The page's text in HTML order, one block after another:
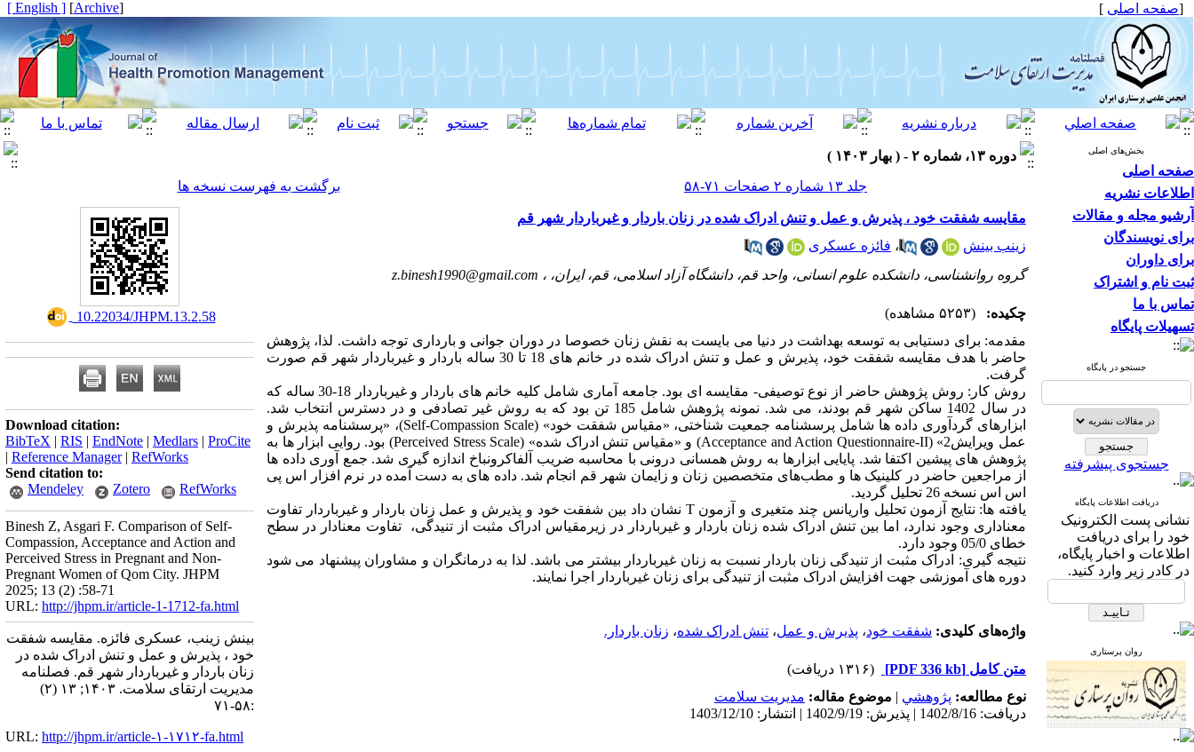
[صفحه اصلی ]
[
Archive
]
[ English ]
بخش‌های اصلی
صفحه اصلی
اطلاعات نشریه
آرشیو مجله و مقالات
برای نویسندگان
برای داوران
ثبت نام و اشتراک
تماس با ما
تسهیلات پایگاه
جستجو در پایگاه
جستجوی پیشرفته
دریافت اطلاعات پایگاه
نشانی پست الکترونیک
خود را برای دریافت
اطلاعات و اخبار پایگاه،
در کادر زیر وارد کنید.
روان پرستاری
دوره ۱۳، شماره ۲ - ( بهار ۱۴۰۳ )
جلد ۱۳ شماره ۲ صفحات ۷۱-۵۸
برگشت به فهرست نسخه ها
مقایسه شفقت خود ، پذیرش و عمل و تنش ادراک شده در زنان باردار و غیرباردار شهر قم
زینب بینش
، فائزه عسکری
گروه روانشناسی، دانشکده علوم انسانی، واحد قم، دانشگاه آزاد اسلامی، قم، ایران، ، z.binesh1990@gmail.com
چکیده:
(۵۲۵۳ مشاهده)
مقدمه: برای دستیابی به توسعه بهداشت در دنیا می بایست به نقش زنان خصوصا در دوران جوانی و بارداری توجه داشت. لذا، پژوهش
حاضر با هدف مقایسه شفقت خود، پذیرش و عمل و تنش ادراک شده در خانم های 18 تا 30 ساله باردار و غیرباردار شهر قم صورت
گرفت.
روش کار: روش پژوهش حاضر از نوع توصیفی- مقایسه ای بود. جامعه آماری شامل کلیه خانم های باردار و غیرباردار 18-30 ساله که
در سال 1402 ساکن شهر قم بودند، می شد. نمونه پژوهش شامل 185 تن بود که به روش غیر تصادفی و در دسترس انتخاب شد.
ابزارهای گردآوری داده ها شامل پرسشنامه جمعیت شناختی، «مقیاس شفقت خود» (Self-Compassion Scale)، «پرسشنامه پذیرش و
عمل ویرایش2» (Acceptance and Action Questionnaire-II) و «مقیاس تنش ادراک شده» (Perceived Stress Scale) بود. روایی ابزار ها به
پژوهش های پیشین اکتفا شد. پایایی ابزارها به روش همسانی درونی با محاسبه ضریب آلفاکرونباخ اندازه گیری شد. جمع آوری داده ها
از مراجعین حاضر در کلینیک ها و مطب‌های متخصصین زنان و زایمان شهر قم انجام شد. داده های به دست آمده در نرم افزار اس پی
اس اس نسخه 26 تحلیل گردید.
یافته ها: نتایج آزمون تحلیل واریانس چند متغیری و آزمون T نشان داد بین شفقت خود و پذیرش و عمل زنان باردار و غیرباردار تفاوت
معناداری وجود ندارد، اما بین تنش ادراک شده زنان باردار و غیرباردار در زیرمقیاس ادراک مثبت از تنیدگی، تفاوت معنادار در سطح
خطای 05/0 وجود دارد.
نتیجه گیری: ادراک مثبت از تنیدگی زنان باردار نسبت به زنان غیرباردار بیشتر می باشد. لذا به درمانگران و مشاوران پیشنهاد می شود
دوره های آموزشی جهت افزایش ادراک مثبت از تنیدگی برای زنان غیرباردار اجرا نمایند.
واژه‌های کلیدی: شفقت خود، پذیرش و عمل، تنش ادراک شده، زنان باردار.
متن کامل [PDF 336 kb]
(۱۳۱۶ دریافت)
نوع مطالعه: پژوهشي | موضوع مقاله: مدیریت سلامت
دریافت: 1402/8/16 | پذیرش: 1402/9/19 | انتشار: 1403/12/10
‎ 10.22034/JHPM.13.2.58
Download citation:
BibTeX | RIS | EndNote | Medlars | ProCite
| Reference Manager| RefWorks
Send citation to:
Mendeley
Zotero RefWorks
Binesh Z, Asgari F. Comparison of Self-
Compassion, Acceptance and Action and
Perceived Stress in Pregnant and Non-
Pregnant Women of Qom City. JHPM
2025; 13 (2) :58-71
URL: http://jhpm.ir/article-1-1712-fa.html
بینش زینب، عسکری فائزه. مقایسه شفقت
خود ، پذیرش و عمل و تنش ادراک شده در
زنان باردار و غیرباردار شهر قم. فصلنامه
مدیریت ارتقای سلامت. ۱۴۰۳; ۱۳ (۲)
:۵۸-۷۱
URL: http://jhpm.ir/article-۱-۱۷۱۲-fa.html